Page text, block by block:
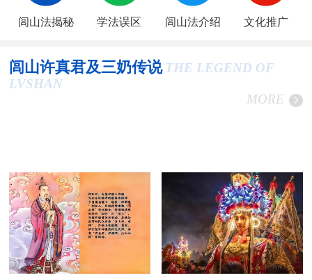
闾山法揭秘 学法误区 闾山法介绍 文化推广
闾山许真君及三奶传说 THE LEGEND OF
LVSHAN
MORE